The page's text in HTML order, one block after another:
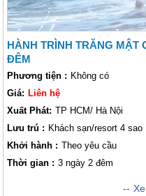
HÀNH TRÌNH TRĂNG MẬT
ĐÊM
Phương tiện : Không có
Giá: Liên hệ
Xuất Phát: TP HCM/ Hà Nội
Lưu trú : Khách sạn/resort 4 sao
Khởi hành : Theo yêu cầu
Thời gian : 3 ngày 2 đêm
Đến với đảo Ngọc Phú Quốc,